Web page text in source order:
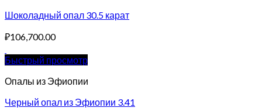
Шоколадный опал 30.5 карат
₽106,700.00
Быстрый просмотр
Опалы из Эфиопии
Черный опал из Эфиопии 3.41